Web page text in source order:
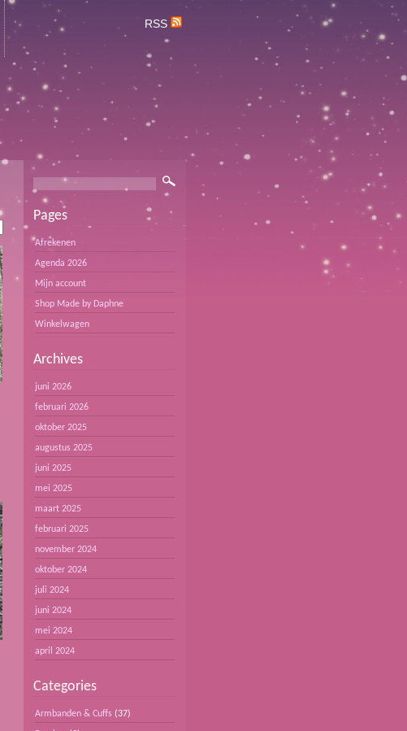
RSS
Pages
Afrekenen
Agenda 2026
Mijn account
Shop Made by Daphne
Winkelwagen
Archives
juni 2026
februari 2026
oktober 2025
augustus 2025
juni 2025
mei 2025
maart 2025
februari 2025
november 2024
oktober 2024
juli 2024
juni 2024
mei 2024
april 2024
Categories
Armbanden & Cuffs (37)